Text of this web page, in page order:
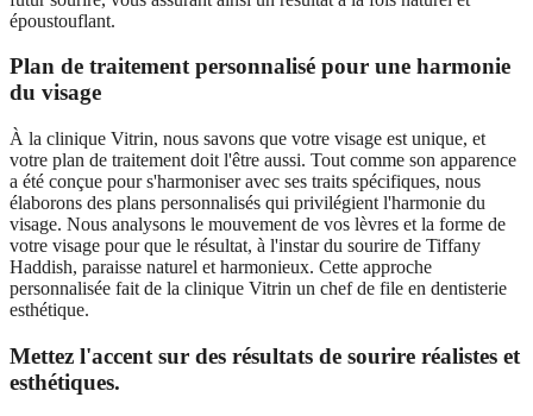
époustouflant.
Plan de traitement personnalisé pour une harmonie
du visage
À la clinique Vitrin, nous savons que votre visage est unique, et
votre plan de traitement doit l'être aussi. Tout comme son apparence
a été conçue pour s'harmoniser avec ses traits spécifiques, nous
élaborons des plans personnalisés qui privilégient l'harmonie du
visage. Nous analysons le mouvement de vos lèvres et la forme de
votre visage pour que le résultat, à l'instar du sourire de Tiffany
Haddish, paraisse naturel et harmonieux. Cette approche
personnalisée fait de la clinique Vitrin un chef de file en dentisterie
esthétique.
Mettez l'accent sur des résultats de sourire réalistes et
esthétiques.